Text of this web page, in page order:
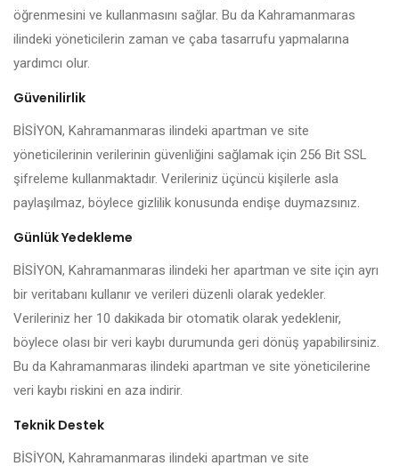
öğrenmesini ve kullanmasını sağlar. Bu da Kahramanmaras
ilindeki yöneticilerin zaman ve çaba tasarrufu yapmalarına
yardımcı olur.
Güvenilirlik
BİSİYON, Kahramanmaras ilindeki apartman ve site
yöneticilerinin verilerinin güvenliğini sağlamak için 256 Bit SSL
şifreleme kullanmaktadır. Verileriniz üçüncü kişilerle asla
paylaşılmaz, böylece gizlilik konusunda endişe duymazsınız.
Günlük Yedekleme
BİSİYON, Kahramanmaras ilindeki her apartman ve site için ayrı
bir veritabanı kullanır ve verileri düzenli olarak yedekler.
Verileriniz her 10 dakikada bir otomatik olarak yedeklenir,
böylece olası bir veri kaybı durumunda geri dönüş yapabilirsiniz.
Bu da Kahramanmaras ilindeki apartman ve site yöneticilerine
veri kaybı riskini en aza indirir.
Teknik Destek
BİSİYON, Kahramanmaras ilindeki apartman ve site